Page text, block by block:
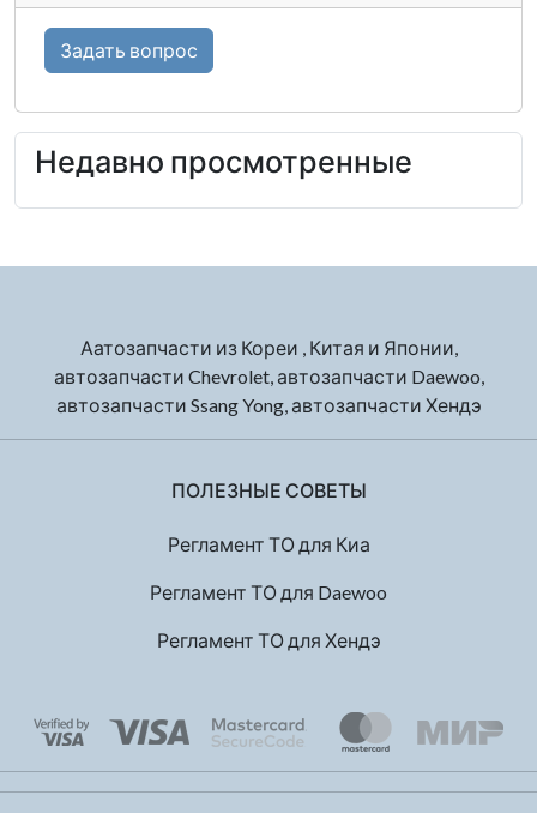
Задать вопрос
Недавно просмотренные
Аатозапчасти из Кореи , Китая и Японии,
автозапчасти Chevrolet, автозапчасти Daewoo,
автозапчасти Ssang Yong, автозапчасти Хендэ
ПОЛЕЗНЫЕ СОВЕТЫ
Регламент ТО для Киа
Регламент ТО для Daewoo
Регламент ТО для Хендэ